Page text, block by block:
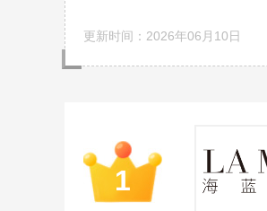
更新时间：2026年06月10日
1